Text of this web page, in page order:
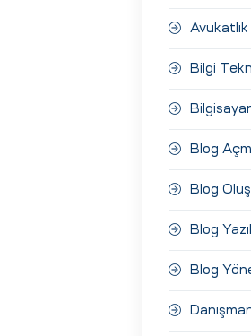
Bilgi
Bilgisayar
Blog
Blog
Blog
Blog